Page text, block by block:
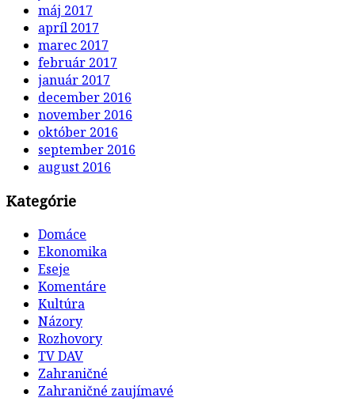
máj 2017
apríl 2017
marec 2017
február 2017
január 2017
december 2016
november 2016
október 2016
september 2016
august 2016
Kategórie
Domáce
Ekonomika
Eseje
Komentáre
Kultúra
Názory
Rozhovory
TV DAV
Zahraničné
Zahraničné zaujímavé